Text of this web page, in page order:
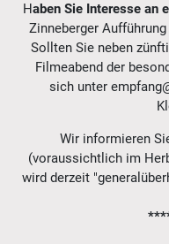
Haben Sie Interesse an
Zinneberger Aufführung
Sollten Sie neben
Filmeabend der
sich unter
Wir informieren
(voraussichtlich im
wird derzeit